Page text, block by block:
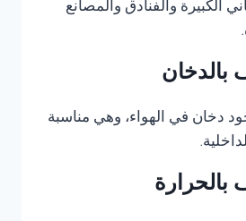
الكبيرة والفنادق والمصانع
بالدخان
دخان في الهواء، وهي مناسبة